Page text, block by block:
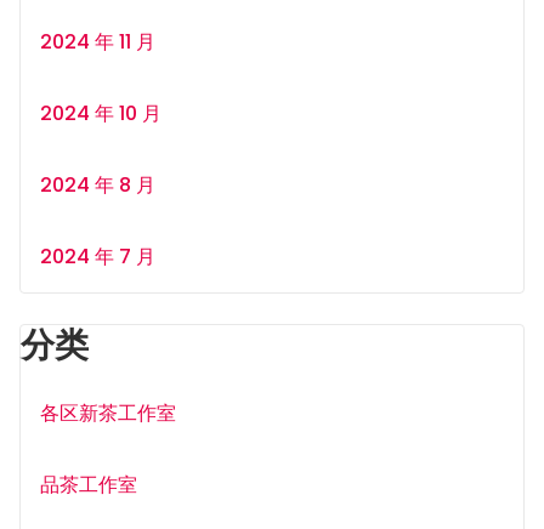
2024 年 11 月
2024 年 10 月
2024 年 8 月
2024 年 7 月
分类
各区新茶工作室
品茶工作室